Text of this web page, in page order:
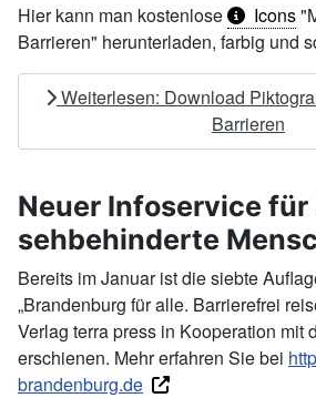
Hier kann man kostenlose Icons
Barrieren" herunterladen, farbig und
Weiterlesen: Download
Barrieren
Neuer Infoservice
sehbehinderte
Bereits im Januar ist die siebte
„Brandenburg für alle. Barrierefrei
Verlag terra press in Kooperation mit
erschienen. Mehr erfahren Sie bei
brandenburg.de